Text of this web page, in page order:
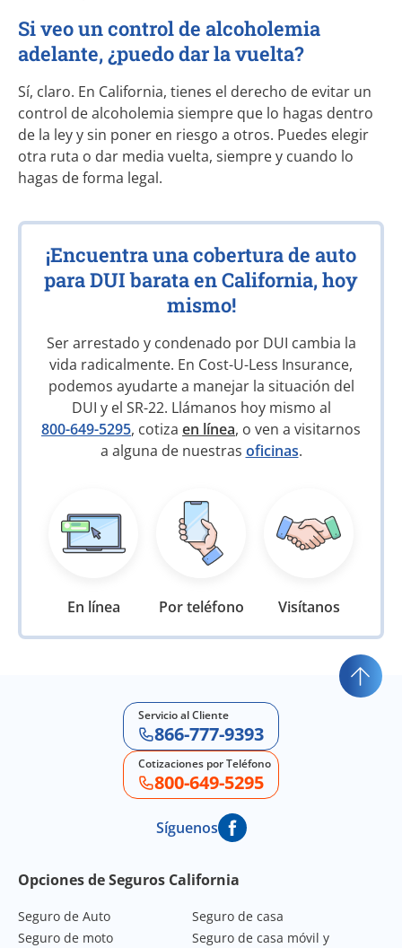
Si veo un control de alcoholemia
adelante, ¿puedo dar la vuelta?
Sí, claro. En California, tienes el derecho de evitar un
control de alcoholemia siempre que lo hagas dentro
de la ley y sin poner en riesgo a otros. Puedes elegir
otra ruta o dar media vuelta, siempre y cuando lo
hagas de forma legal.
¡Encuentra una cobertura de auto
para DUI barata en California, hoy
mismo!
Ser arrestado y condenado por DUI cambia la
vida radicalmente. En Cost-U-Less Insurance,
podemos ayudarte a manejar la situación del
DUI y el SR-22. Llámanos hoy mismo al
800-649-5295, cotiza en línea, o ven a visitarnos
a alguna de nuestras oficinas.
En línea Por teléfono Visítanos
Servicio al Cliente
866-777-9393
Cotizaciones por Teléfono
800-649-5295
Síguenos
Footer Navigation
Opciones de Seguros California
Seguro de Auto
Seguro de moto
Seguro de casa
Seguro de casa móvil y